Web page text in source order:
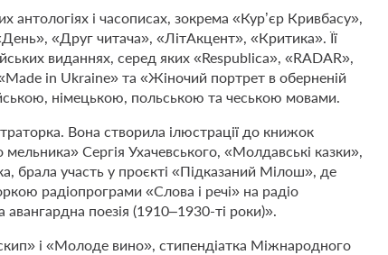
антологіях і часописах, зокрема «Кур’єр Кривбасу»,
«Друг читача», «ЛітАкцент», «Критика». Її
виданнях, серед яких «Respublica», «RADAR»,
in Ukraine» та «Жіночий портрет в оберненій
німецькою, польською та чеською мовами.
Вона створила ілюстрації до книжок
Сергія Ухачевського, «Молдавські казки»,
брала участь у проєкті «Підказаний Мілош», де
радіопрограми «Слова і речі» на радіо
авангардна поезія (1910–1930-ті роки)».
і «Молоде вино», стипендіатка Міжнародного